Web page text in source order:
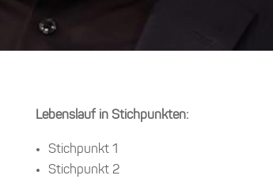
Lebenslauf in Stichpunkten:
Stichpunkt 1
Stichpunkt 2